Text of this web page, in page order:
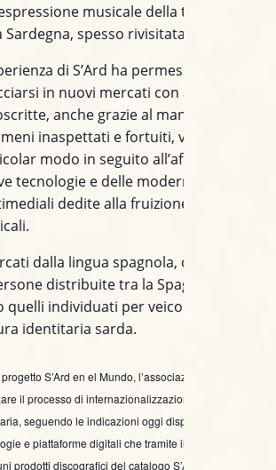
musicale della tradizione
Sardegna, spesso rivisitata in chiave
di S’Ard ha permesso negli anni
in nuovi mercati con azioni mirate
anche grazie al manifestarsi di
inaspettati e fortuiti, venuti a galla
modo in seguito all’affermazione
tecnologie e delle moderne
dedite alla fruizione di contenuti
dalla lingua spagnola, con quasi 1
distribuite tra la Spagna e le
quelli individuati per veicolare i
identitaria sarda.
S’Ard en el Mundo, l’associazione S’Ardmusic
il processo di internazionalizzazione dei prodotti
seguendo le indicazioni oggi disponibili grazie alle
e piattaforme digitali che tramite il monitoraggio
prodotti discografici del catalogo S’Ard, hanno